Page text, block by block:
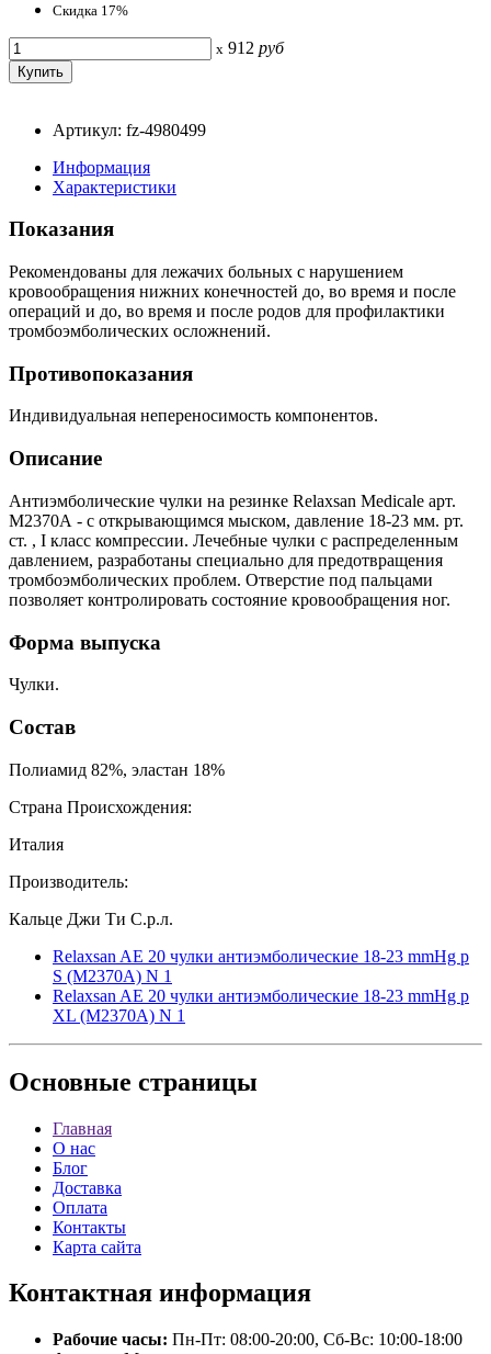
Скидка 17%
x 912 руб
Артикул: fz-4980499
Информация
Характеристики
Показания
Рекомендованы для лежачих больных с нарушением
кровообращения нижних конечностей до, во время и после
операций и до, во время и после родов для профилактики
тромбоэмболических осложнений.
Противопоказания
Индивидуальная непереносимость компонентов.
Описание
Антиэмболические чулки на резинке Relaxsan Medicale арт.
M2370А - с открывающимся мыском, давление 18-23 мм. рт.
ст. , I класс компрессии. Лечебные чулки с распределенным
давлением, разработаны специально для предотвращения
тромбоэмболических проблем. Отверстие под пальцами
позволяет контролировать состояние кровообращения ног.
Форма выпуска
Чулки.
Состав
Полиамид 82%, эластан 18%
Страна Происхождения:
Италия
Производитель:
Кальце Джи Ти С.р.л.
Relaxsan AE 20 чулки антиэмболические 18-23 mmHg р
S (M2370A) N 1
Relaxsan AE 20 чулки антиэмболические 18-23 mmHg р
XL (M2370A) N 1
Основные страницы
Главная
О нас
Блог
Доставка
Оплата
Контакты
Карта сайта
Контактная информация
Рабочие часы: Пн-Пт: 08:00-20:00, Сб-Вс: 10:00-18:00